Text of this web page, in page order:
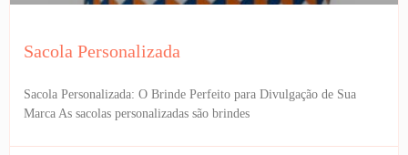
Sacola Personalizada
Sacola Personalizada: O Brinde Perfeito para Divulgação de Sua
Marca As sacolas personalizadas são brindes